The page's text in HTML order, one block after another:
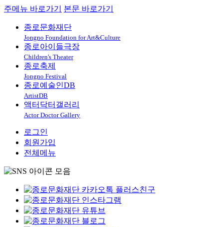
주메뉴 바로가기 본문 바로가기
종로문화재단
Jongno Foundation for Art&Culture
종로아이들극장
Children's Theater
종로축제
Jongno Festival
종로예술인DB
ArtistDB
액터닥터갤러리
Actor Doctor Gallery
로그인
회원가입
전체메뉴